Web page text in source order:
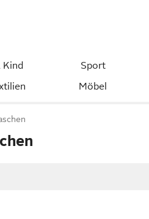
Kind Sport
Möbel